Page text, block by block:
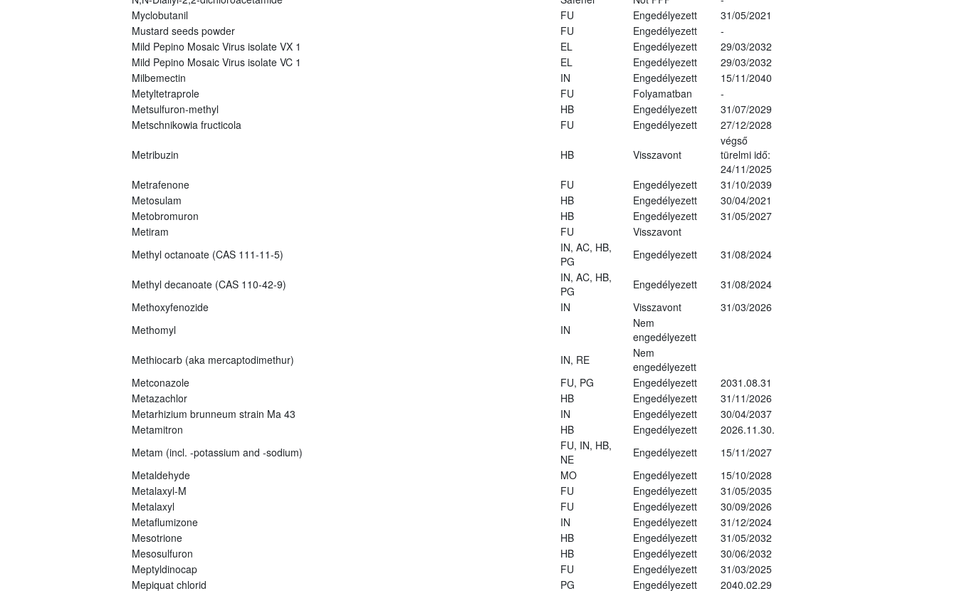
Myclobutanil
FU Engedélyezett
31/05/2021
Mustard seeds powder
FU Engedélyezett
-
Mild Pepino Mosaic Virus isolate VX 1
EL Engedélyezett
29/03/2032
Mild Pepino Mosaic Virus isolate VC 1
EL Engedélyezett
29/03/2032
Milbemectin
IN Engedélyezett
15/11/2040
Metyltetraprole
FU Folyamatban
-
Metsulfuron-methyl
HB Engedélyezett
31/07/2029
Metschnikowia fructicola
FU Engedélyezett 27/12/2028
Metribuzin HB Visszavont
végső
türelmi idő:
24/11/2025
Metrafenone
FU Engedélyezett
31/10/2039
Metosulam
HB Engedélyezett
30/04/2021
Metobromuron
HB Engedélyezett
31/05/2027
Metiram
FU
Visszavont
Methyl octanoate (CAS 111-11-5)
IN, AC, HB,
PG
Engedélyezett 31/08/2024
Methyl decanoate (CAS 110-42-9)
IN, AC, HB,
PG
Engedélyezett
31/08/2024
Methoxyfenozide
IN Visszavont
31/03/2026
Methomyl
IN
Nem
engedélyezett
Methiocarb (aka mercaptodimethur)
IN, RE
Nem
engedélyezett
Metconazole
FU, PG Engedélyezett
2031.08.31
Metazachlor
HB Engedélyezett
31/11/2026
Metarhizium brunneum strain Ma 43
IN Engedélyezett
30/04/2037
Metamitron
HB Engedélyezett
2026.11.30.
Metam (incl. -potassium and -sodium)
FU, IN, HB,
NE
Engedélyezett
15/11/2027
Metaldehyde
MO Engedélyezett
15/10/2028
Metalaxyl-M
FU Engedélyezett
31/05/2035
Metalaxyl
FU Engedélyezett
30/09/2026
Metaflumizone
IN Engedélyezett
31/12/2024
Mesotrione
HB Engedélyezett
31/05/2032
Mesosulfuron
HB Engedélyezett
30/06/2032
Meptyldinocap
FU Engedélyezett
31/03/2025
Mepiquat chlorid
PG Engedélyezett 2040.02.29